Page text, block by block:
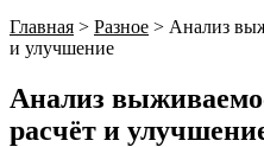
Главная > Разное > Анализ
и улучшение
Анализ
расчёт и